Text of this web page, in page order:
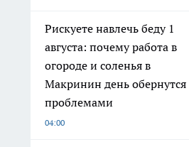
Рискуете навлечь беду 1
августа: почему работа в
огороде и соленья в
Макринин день обернутся
проблемами
04:00